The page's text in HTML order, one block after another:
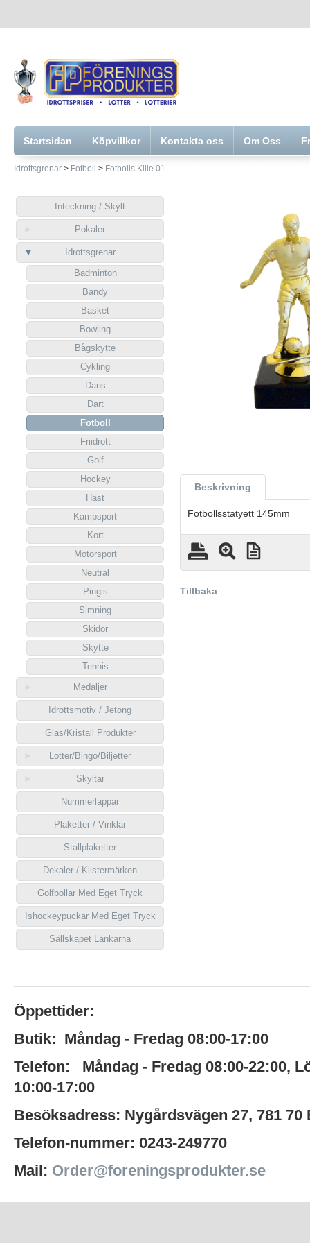
Startsidan Köpvillkor Kontakta oss Om Oss
Idrottsgrenar > Fotboll > Fotbolls Kille 01
Inteckning / Skylt
Pokaler
Idrottsgrenar
Badminton
Bandy
Basket
Bowling
Bågskytte
Cykling
Dans
Dart
Fotboll
Friidrott
Golf
Hockey
Häst
Kampsport
Kort
Motorsport
Neutral
Pingis
Simning
Skidor
Skytte
Tennis
Medaljer
Idrottsmotiv / Jetong
Glas/Kristall Produkter
Lotter/Bingo/Biljetter
Skyltar
Nummerlappar
Plaketter / Vinklar
Stallplaketter
Dekaler / Klistermärken
Golfbollar Med Eget Tryck
Ishockeypuckar Med Eget Tryck
Sällskapet Länkarna
Beskrivning
Fotbollsstatyett 145mm
Tillbaka
Öppettider:
Butik: Måndag - Fredag 08:00-17:00
Telefon: Måndag - Fredag 08:00-22:00,
10:00-17:00
Besöksadress: Nygårdsvägen 27, 781 70
Telefon-nummer: 0243-249770
Mail: Order@foreningsprodukter.se